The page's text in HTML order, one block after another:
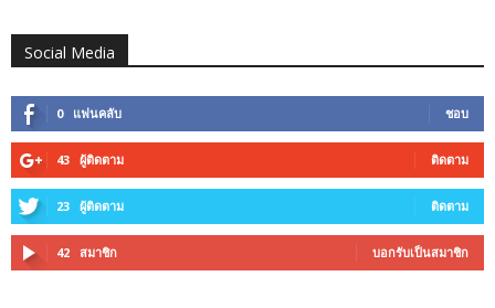
Social Media
0 แฟนคลับ ชอบ
43 ผู้ติดตาม ติดตาม
23 ผู้ติดตาม ติดตาม
42 สมาชิก บอกรับเป็นสมาชิก